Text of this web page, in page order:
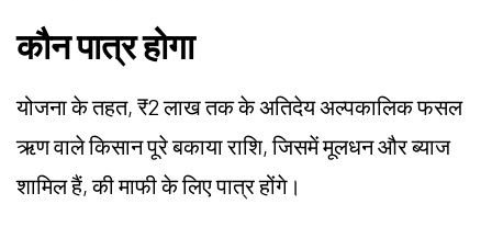
कौन पात्र होगा
योजना के तहत, ₹2 लाख तक के अतिदेय अल्पकालिक फसल
ऋण वाले किसान पूरे बकाया राशि, जिसमें मूलधन और ब्याज
शामिल हैं, की माफी के लिए पात्र होंगे।